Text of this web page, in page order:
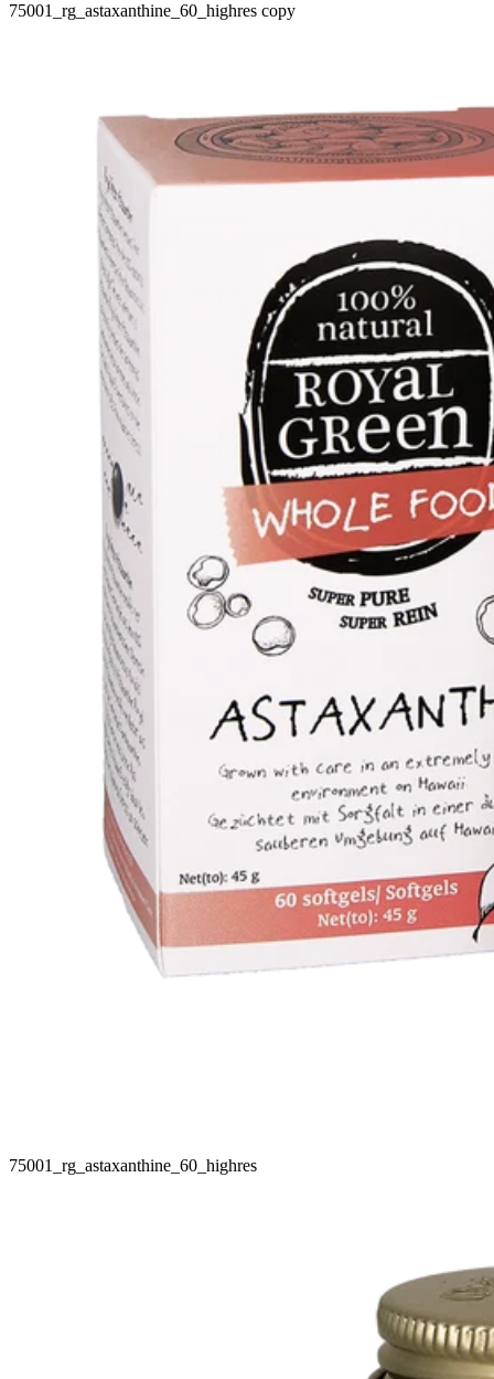
75001_rg_astaxanthine_60_highres copy
75001_rg_astaxanthine_60_highres